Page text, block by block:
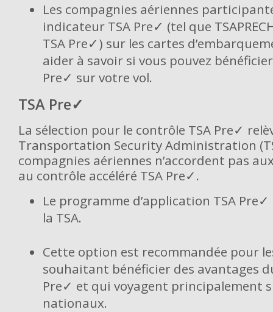
Les compagnies aériennes
indicateur TSA Pre✓ (tel que
TSA Pre✓) sur les cartes
aider à savoir si vous pouvez
Pre✓ sur votre vol.
TSA Pre✓
La sélection pour le contrôle TSA Pre✓
Transportation Security Administration
compagnies aériennes n’accordent pas
au contrôle accéléré TSA Pre✓.
Le programme d’application TSA
la TSA.
Cette option est recommandée pour
souhaitant bénéficier des avantages
Pre✓ et qui voyagent principalement
nationaux.